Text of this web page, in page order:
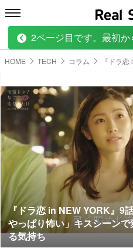
HOME MUSIC
HOME TECH コラム 『ドラ
『ドラ恋 in NEW YORK』9
やっぱり怖い」キスシーン
る気持ち
2ページ目です。最初